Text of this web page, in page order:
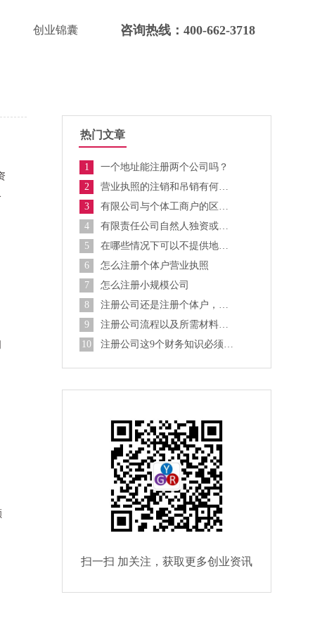
创业锦囊 咨询热线：400-662-3718
热门文章
1
一个地址能注册两个公司吗？
2
营业执照的注销和吊销有何区别？
3
有限公司与个体工商户的区别是什么？
4
有限责任公司自然人独资或控股的风险？
5
在哪些情况下可以不提供地址注册公司？
6
怎么注册个体户营业执照
7
怎么注册小规模公司
8
注册公司还是注册个体户，有区别吗
9
注册公司流程以及所需材料，注意事项
10
注册公司这9个财务知识必须清楚
扫一扫 加关注，获取更多创业资讯